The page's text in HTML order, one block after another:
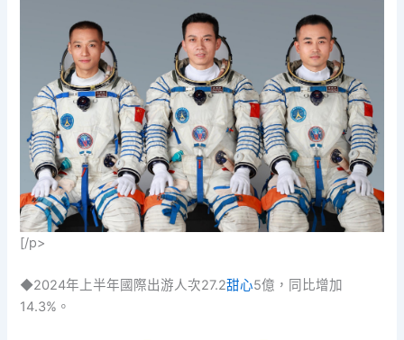
[/p>
◆2024年上半年國際出游人次27.2甜心5億，同比增加
14.3%。